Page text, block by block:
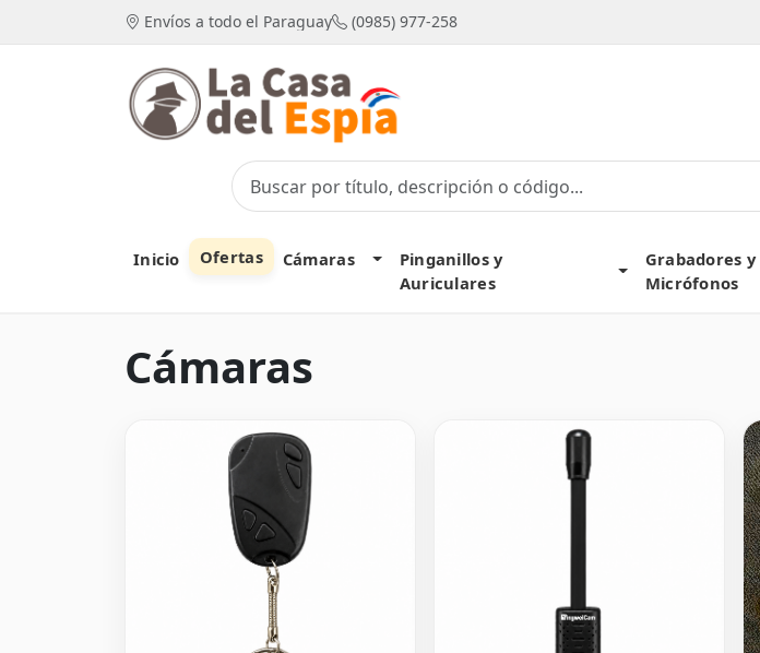
Envíos a todo el Paraguay (0985) 977-258
Inicio Ofertas Cámaras Toggle Dropdown
Pinganillos y
Auriculares
Toggle Dropdown
Grabadores y
Micrófonos
Cámaras